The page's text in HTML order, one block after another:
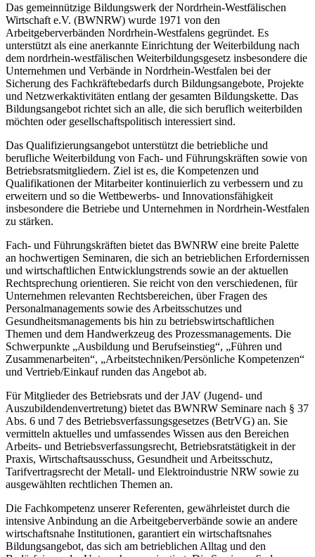
Das gemeinnützige Bildungswerk der Nordrhein-Westfälischen
Wirtschaft e.V. (BWNRW) wurde 1971 von den
Arbeitgeberverbänden Nordrhein-Westfalens gegründet. Es
unterstützt als eine anerkannte Einrichtung der Weiterbildung nach
dem nordrhein-westfälischen Weiterbildungsgesetz insbesondere die
Unternehmen und Verbände in Nordrhein-Westfalen bei der
Sicherung des Fachkräftebedarfs durch Bildungsangebote, Projekte
und Netzwerkaktivitäten entlang der gesamten Bildungskette. Das
Bildungsangebot richtet sich an alle, die sich beruflich weiterbilden
möchten oder gesellschaftspolitisch interessiert sind.
Das Qualifizierungsangebot unterstützt die betriebliche und
berufliche Weiterbildung von Fach- und Führungskräften sowie von
Betriebsratsmitgliedern. Ziel ist es, die Kompetenzen und
Qualifikationen der Mitarbeiter kontinuierlich zu verbessern und zu
erweitern und so die Wettbewerbs- und Innovationsfähigkeit
insbesondere die Betriebe und Unternehmen in Nordrhein-Westfalen
zu stärken.
Fach- und Führungskräften bietet das BWNRW eine breite Palette
an hochwertigen Seminaren, die sich an betrieblichen Erfordernissen
und wirtschaftlichen Entwicklungstrends sowie an der aktuellen
Rechtsprechung orientieren. Sie reicht von den verschiedenen, für
Unternehmen relevanten Rechtsbereichen, über Fragen des
Personalmanagements sowie des Arbeitsschutzes und
Gesundheitsmanagements bis hin zu betriebswirtschaftlichen
Themen und dem Handwerkzeug des Prozessmanagements. Die
Schwerpunkte „Ausbildung und Berufseinstieg“, „Führen und
Zusammenarbeiten“, „Arbeitstechniken/Persönliche Kompetenzen“
und Vertrieb/Einkauf runden das Angebot ab.
Für Mitglieder des Betriebsrats und der JAV (Jugend- und
Auszubildendenvertretung) bietet das BWNRW Seminare nach § 37
Abs. 6 und 7 des Betriebsverfassungsgesetzes (BetrVG) an. Sie
vermitteln aktuelles und umfassendes Wissen aus den Bereichen
Arbeits- und Betriebsverfassungsrecht, Betriebsratstätigkeit in der
Praxis, Wirtschaftsausschuss, Gesundheit und Arbeitsschutz,
Tarifvertragsrecht der Metall- und Elektroindustrie NRW sowie zu
ausgewählten rechtlichen Themen an.
Die Fachkompetenz unserer Referenten, gewährleistet durch die
intensive Anbindung an die Arbeitgeberverbände sowie an andere
wirtschaftsnahe Institutionen, garantiert ein wirtschaftsnahes
Bildungsangebot, das sich am betrieblichen Alltag und den